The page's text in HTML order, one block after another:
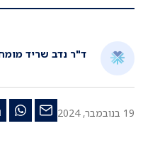
ד"ר נדב שריד
19 בנובמבר, 2024